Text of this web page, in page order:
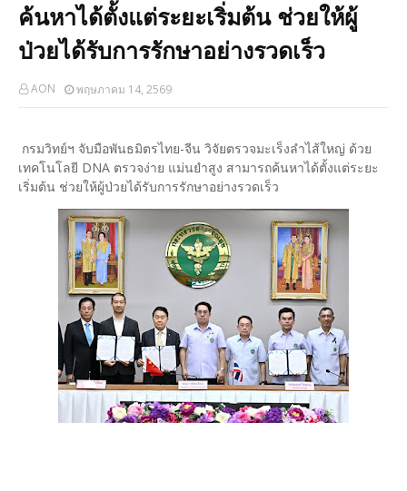
ค้นหาได้ตั้งแต่ระยะเริ่มต้น ช่วยให้ผู้
ป่วยได้รับการรักษาอย่างรวดเร็ว
AON พฤษภาคม 14, 2569
กรมวิทย์ฯ จับมือพันธมิตรไทย-จีน วิจัยตรวจมะเร็งลำไส้ใหญ่ ด้วย
เทคโนโลยี DNA ตรวจง่าย แม่นยำสูง สามารถค้นหาได้ตั้งแต่ระยะ
เริ่มต้น ช่วยให้ผู้ป่วยได้รับการรักษาอย่างรวดเร็ว